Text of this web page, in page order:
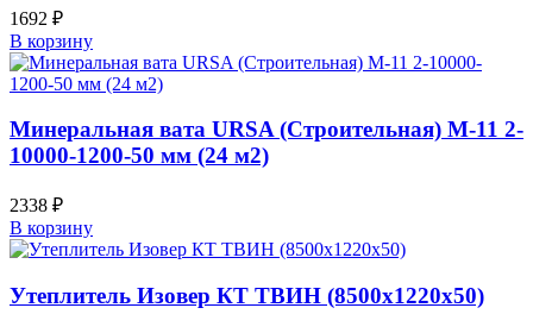
1692 ₽
В корзину
Минеральная вата URSA (Строительная) М-11 2-
10000-1200-50 мм (24 м2)
2338 ₽
В корзину
Утеплитель Изовер КТ ТВИН (8500х1220х50)